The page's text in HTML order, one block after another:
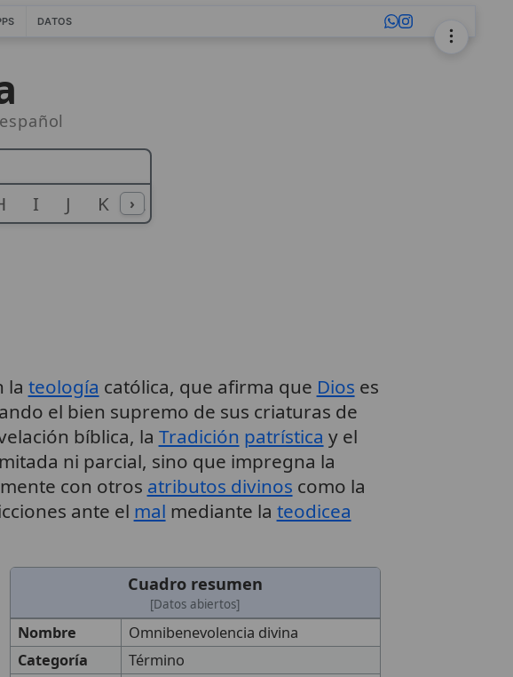
DATOS
I J K L
›
la teología católica, que afirma que Dios es
el bien supremo de sus criaturas de
bíblica, la Tradición patrística y el
ni parcial, sino que impregna la
con otros atributos divinos como la
ante el mal mediante la teodicea
Cuadro resumen
[Datos abiertos]
Nombre
Omnibenevolencia divina
Categoría
Término